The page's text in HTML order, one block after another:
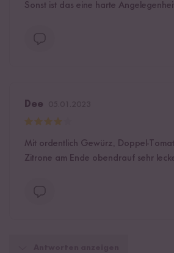
Sonst ist das eine harte
Dee
Mit ordentlich Gewürz, Doppel-
Zitrone am Ende obendrauf sehr